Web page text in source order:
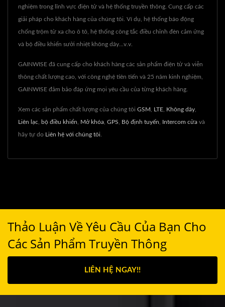
nghiệm trong lĩnh vực điện tử và hệ thống truyền thông. Cung cấp các
giải pháp cho khách hàng của chúng tôi. Ví dụ, hệ thống báo động
chống trộm từ xa cho ô tô, hệ thống công tắc điều chỉnh đèn cảm ứng
và bộ điều khiển sưởi nhiệt không dây...v.v.
GAINWISE đã cung cấp cho khách hàng các sản phẩm điện tử và viễn
thông chất lượng cao, với công nghệ tiên tiến và 25 năm kinh nghiệm,
GAINWISE đảm bảo đáp ứng mọi yêu cầu của từng khách hàng.
Xem các sản phẩm chất lượng của chúng tôi GSM LTE Không dây
Liên lạc bộ điều khiển Mở khóa GPS Bộ định tuyến Intercom cửa và
hãy tự do Liên hệ với chúng tôi
Thảo Luận Về Yêu Cầu Của Bạn Cho
Các Sản Phẩm Truyền Thông
LIÊN HỆ NGAY!!